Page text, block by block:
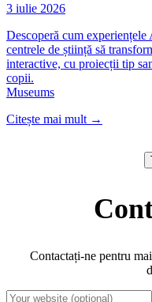
3 iulie 2026
Descoperă cum
centrele de știință să
interactive, cu proiecții tip
copii.
Museums
Citește mai mult →
Contactați-ne pentru